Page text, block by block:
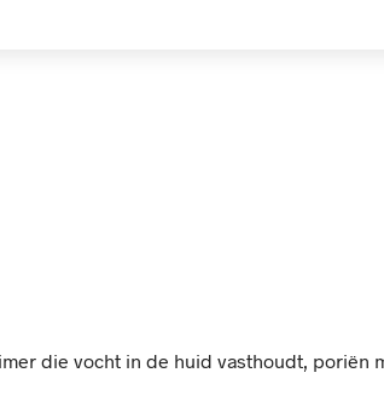
die vocht in de huid vasthoudt,